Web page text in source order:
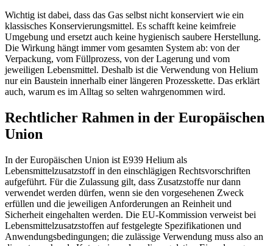
Wichtig ist dabei, dass das Gas selbst nicht konserviert wie ein
klassisches Konservierungsmittel. Es schafft keine keimfreie
Umgebung und ersetzt auch keine hygienisch saubere Herstellung.
Die Wirkung hängt immer vom gesamten System ab: von der
Verpackung, vom Füllprozess, von der Lagerung und vom
jeweiligen Lebensmittel. Deshalb ist die Verwendung von Helium
nur ein Baustein innerhalb einer längeren Prozesskette. Das erklärt
auch, warum es im Alltag so selten wahrgenommen wird.
Rechtlicher Rahmen in der Europäischen
Union
In der Europäischen Union ist E939 Helium als
Lebensmittelzusatzstoff in den einschlägigen Rechtsvorschriften
aufgeführt. Für die Zulassung gilt, dass Zusatzstoffe nur dann
verwendet werden dürfen, wenn sie den vorgesehenen Zweck
erfüllen und die jeweiligen Anforderungen an Reinheit und
Sicherheit eingehalten werden. Die EU-Kommission verweist bei
Lebensmittelzusatzstoffen auf festgelegte Spezifikationen und
Anwendungsbedingungen; die zulässige Verwendung muss also an